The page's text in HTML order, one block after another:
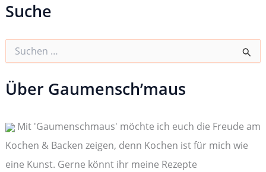
Suche
h
e
a
c
h
:
Über Gaumensch’maus
Mit 'Gaumenschmaus' möchte ich euch die Freude am
Kochen & Backen zeigen, denn Kochen ist für mich wie
eine Kunst. Gerne könnt ihr meine Rezepte